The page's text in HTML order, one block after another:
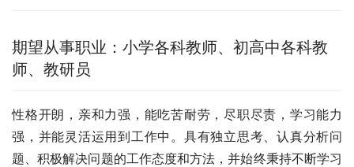
期望从事职业：小学各科教师、初高中各科教
师、教研员
性格开朗，亲和力强，能吃苦耐劳，尽职尽责，学习能力
强，并能灵活运用到工作中。具有独立思考、认真分析问
题、积极解决问题的工作态度和方法，并始终秉持不断学习